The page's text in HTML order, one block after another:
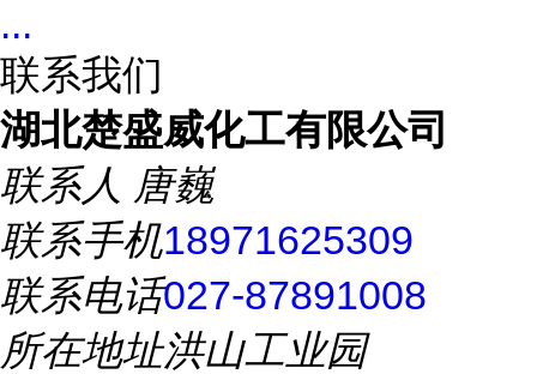
...
联系我们
湖北楚盛威化工有限公司
联系人 唐巍
联系手机18971625309
联系电话027-87891008
所在地址洪山工业园